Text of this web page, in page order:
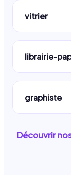
vitrier
librairie-
graphiste
Découvrir